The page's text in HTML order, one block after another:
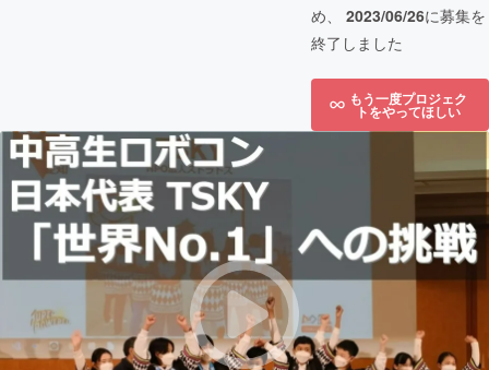
め、 2023/06/26に募集を
終了しました
もう一度プロジェク
トをやってほしい